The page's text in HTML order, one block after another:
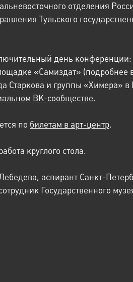
отделения
Тульского
день конференции:
«Самиздат» (подробнее
Старкова и группы «Химера» в
ВК-сообществе.
по билетам в арт-центр.
круглого стола.
аспирант Санкт-
Государственного